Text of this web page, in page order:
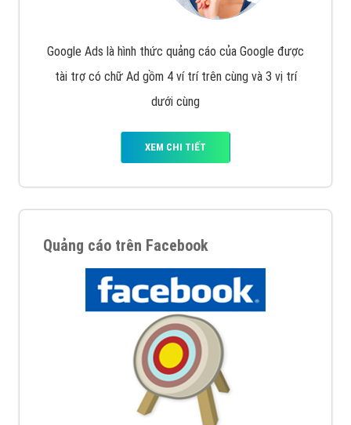
Google Ads là hình thức quảng cáo của Google được
tài trợ có chữ Ad gồm 4 ví trí trên cùng và 3 vị trí
dưới cùng
XEM CHI TIẾT
Quảng cáo trên Facebook